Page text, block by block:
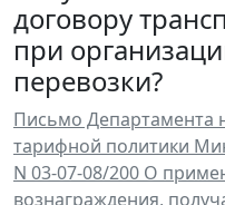
договору
при
перевозки?
Письмо Департамента
тарифной политики
N 03-07-08/200 О
вознаграждения,